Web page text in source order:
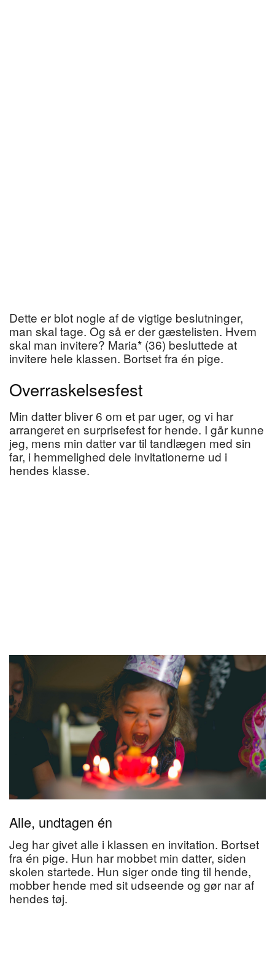
Dette er blot nogle af de vigtige beslutninger,
man skal tage. Og så er der gæstelisten. Hvem
skal man invitere? Maria* (36) besluttede at
invitere hele klassen. Bortset fra én pige.
Overraskelsesfest
Min datter bliver 6 om et par uger, og vi har
arrangeret en surprisefest for hende. I går kunne
jeg, mens min datter var til tandlægen med sin
far, i hemmelighed dele invitationerne ud i
hendes klasse.
Alle, undtagen én
Jeg har givet alle i klassen en invitation. Bortset
fra én pige. Hun har mobbet min datter, siden
skolen startede. Hun siger onde ting til hende,
mobber hende med sit udseende og gør nar af
hendes tøj.